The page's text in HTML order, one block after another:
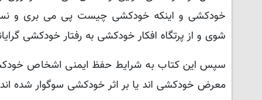
خودکشی و اینکه خودکشی چیست پی می بری و
شوی و از پرتگاه افکار خودکشی به رفتار خودکشی
سپس این کتاب به شرایط حفظ ایمنی اشخاص
معرض خودکشی اند یا بر اثر خودکشی سوگوار شده